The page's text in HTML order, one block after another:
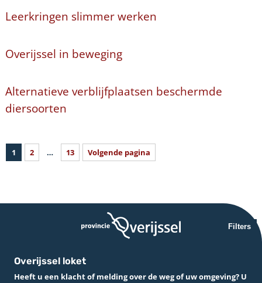
Leerkringen slimmer werken
Overijssel in beweging
Alternatieve verblijfplaatsen beschermde
diersoorten
1 2 … 13 Volgende pagina
Filters
Overijssel loket
Heeft u een klacht of melding over de weg of uw omgeving? U